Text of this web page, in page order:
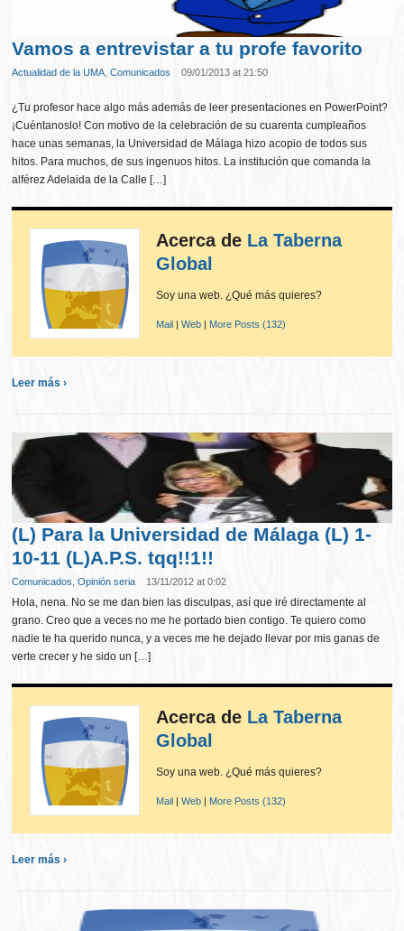
Vamos a entrevistar a tu profe favorito
Actualidad de la UMA ,Comunicados 09/01/2013 at 21:50
¿Tu profesor hace algo más además de leer presentaciones en PowerPoint?
¡Cuéntanoslo! Con motivo de la celebración de su cuarenta cumpleaños
hace unas semanas, la Universidad de Málaga hizo acopio de todos sus
hitos. Para muchos, de sus ingenuos hitos. La institución que comanda la
alférez Adelaida de la Calle […]
Acerca de La Taberna
Global
Soy una web. ¿Qué más quieres?
Mail |Web | More Posts (132)
Leer más ›
(L) Para la Universidad de Málaga (L) 1-
10-11 (L)A.P.S. tqq!!1!!
Comunicados ,Opinión seria 13/11/2012 at 0:02
Hola, nena. No se me dan bien las disculpas, así que iré directamente al
grano. Creo que a veces no me he portado bien contigo. Te quiero como
nadie te ha querido nunca, y a veces me he dejado llevar por mis ganas de
verte crecer y he sido un […]
Acerca de La Taberna
Global
Soy una web. ¿Qué más quieres?
Mail |Web | More Posts (132)
Leer más ›